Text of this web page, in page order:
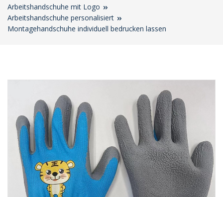
Arbeitshandschuhe mit Logo
Arbeitshandschuhe personalisiert
Montagehandschuhe individuell bedrucken lassen